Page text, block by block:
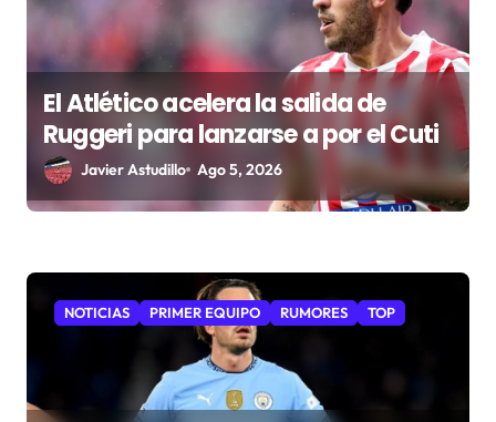
El Atlético acelera la salida de
Ruggeri para lanzarse a por el Cuti
Javier Astudillo Ago 5, 2026
NOTICIAS PRIMER EQUIPO RUMORES TOP